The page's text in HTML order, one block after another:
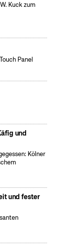
Kuck zum
Panel
und
Kölner
und fester